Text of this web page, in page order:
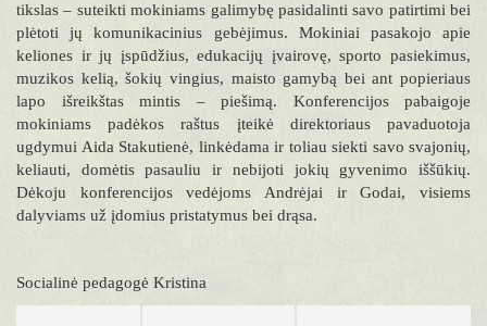
tikslas – suteikti mokiniams galimybę pasidalinti savo patirtimi bei
plėtoti jų komunikacinius gebėjimus. Mokiniai pasakojo apie
keliones ir jų įspūdžius, edukacijų įvairovę, sporto pasiekimus,
muzikos kelią, šokių vingius, maisto gamybą bei ant popieriaus
lapo išreikštas mintis – piešimą. Konferencijos pabaigoje
mokiniams padėkos raštus įteikė direktoriaus pavaduotoja
ugdymui Aida Stakutienė, linkėdama ir toliau siekti savo svajonių,
keliauti, domėtis pasauliu ir nebijoti jokių gyvenimo iššūkių.
Dėkoju konferencijos vedėjoms Andrėjai ir Godai, visiems
dalyviams už įdomius pristatymus bei drąsa.
Socialinė pedagogė Kristina